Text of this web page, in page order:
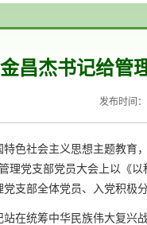
金昌杰书记给管
发布时间
社会主义思想主题教育，
理党支部党员大会上以《
支部全体党员、入党积
统筹中华民族伟大复兴